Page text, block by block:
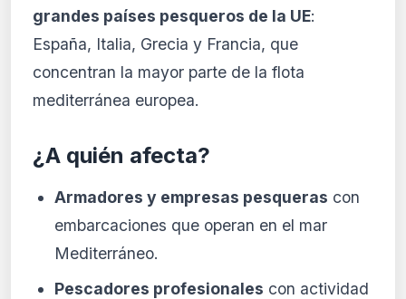
grandes países pesqueros de la UE:
España, Italia, Grecia y Francia, que
concentran la mayor parte de la flota
mediterránea europea.
¿A quién afecta?
Armadores y empresas pesqueras con
embarcaciones que operan en el mar
Mediterráneo.
Pescadores profesionales con actividad